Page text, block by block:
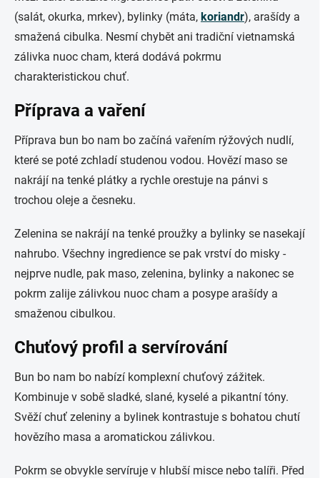
(salát, okurka, mrkev), bylinky (máta, koriandr), arašídy a
smažená cibulka. Nesmí chybět ani tradiční vietnamská
zálivka nuoc cham, která dodává pokrmu
charakteristickou chuť.
Příprava a vaření
Příprava bun bo nam bo začíná vařením rýžových nudlí,
které se poté zchladí studenou vodou. Hovězí maso se
nakrájí na tenké plátky a rychle orestuje na pánvi s
trochou oleje a česneku.
Zelenina se nakrájí na tenké proužky a bylinky se nasekají
nahrubo. Všechny ingredience se pak vrství do misky -
nejprve nudle, pak maso, zelenina, bylinky a nakonec se
pokrm zalije zálivkou nuoc cham a posype arašídy a
smaženou cibulkou.
Chuťový profil a servírování
Bun bo nam bo nabízí komplexní chuťový zážitek.
Kombinuje v sobě sladké, slané, kyselé a pikantní tóny.
Svěží chuť zeleniny a bylinek kontrastuje s bohatou chutí
hovězího masa a aromatickou zálivkou.
Pokrm se obvykle servíruje v hlubší misce nebo talíři. Před